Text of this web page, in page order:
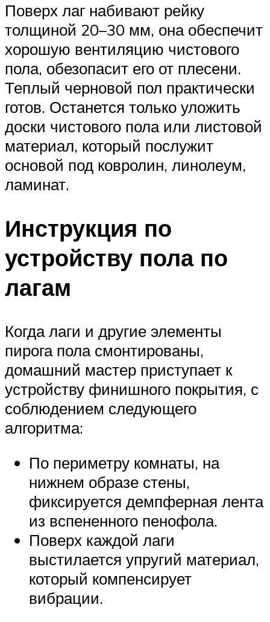
Поверх лаг набивают рейку
толщиной 20–30 мм, она обеспечит
хорошую вентиляцию чистового
пола, обезопасит его от плесени.
Теплый черновой пол практически
готов. Останется только уложить
доски чистового пола или листовой
материал, который послужит
основой под ковролин, линолеум,
ламинат.
Инструкция по
устройству пола по
лагам
Когда лаги и другие элементы
пирога пола смонтированы,
домашний мастер приступает к
устройству финишного покрытия, с
соблюдением следующего
алгоритма:
По периметру комнаты, на
нижнем образе стены,
фиксируется демпферная лента
из вспененного пенофола.
Поверх каждой лаги
выстилается упругий материал,
который компенсирует
вибрации.